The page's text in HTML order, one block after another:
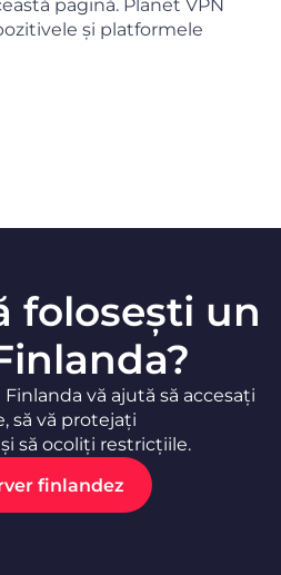
pagină. Planet VPN
și platformele
folosești un
vă ajută să accesați
să vă protejați
să ocoliți restricțiile.
finlandez